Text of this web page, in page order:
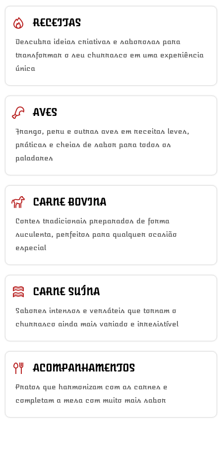
RECEITAS
Descubra ideias criativas e saborosas para
transformar o seu churrasco em uma experiência
única
AVES
Frango, peru e outras aves em receitas leves,
práticas e cheias de sabor para todos os
paladares
CARNE BOVINA
Cortes tradicionais preparados de forma
suculenta, perfeitos para qualquer ocasião
especial
CARNE SUÍNA
Sabores intensos e versáteis que tornam o
churrasco ainda mais variado e irresistível
ACOMPANHAMENTOS
Pratos que harmonizam com as carnes e
completam a mesa com muito mais sabor